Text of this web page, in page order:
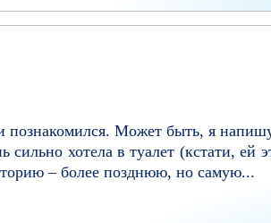
познакомился. Может быть, я
хотела в туалет (кстати, ей
– более позднюю, но самую...